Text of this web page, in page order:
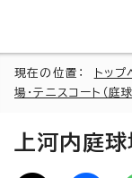
現在の位置： トップ
場・テニスコート（庭
上河内庭